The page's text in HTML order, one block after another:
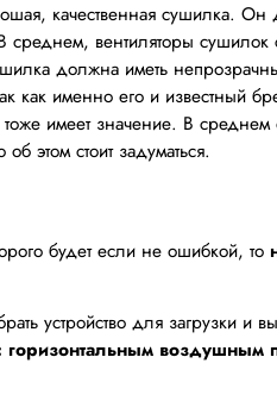
качественная сушилка.
вентиляторы сушилок
должна иметь
именно его и известный
тоже имеет значение. В
этом стоит задуматься.
будет если не ошибкой, то
устройство для загрузки и
горизонтальным воздушным